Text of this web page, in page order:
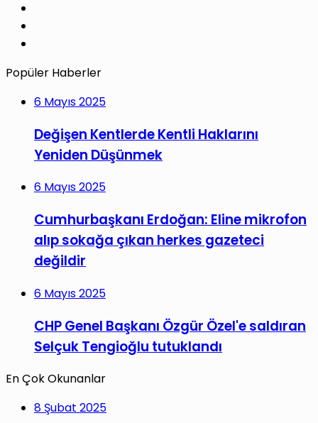
Popüler Haberler
6 Mayıs 2025
Değişen Kentlerde Kentli Haklarını
Yeniden Düşünmek
6 Mayıs 2025
Cumhurbaşkanı Erdoğan: Eline mikrofon
alıp sokağa çıkan herkes gazeteci
değildir
6 Mayıs 2025
CHP Genel Başkanı Özgür Özel'e saldıran
Selçuk Tengioğlu tutuklandı
En Çok Okunanlar
8 Şubat 2025